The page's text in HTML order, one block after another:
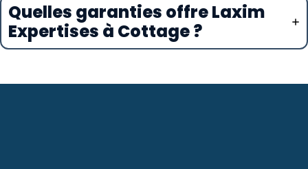
Quelles garanties offre Laxim
Expertises à Cottage ?